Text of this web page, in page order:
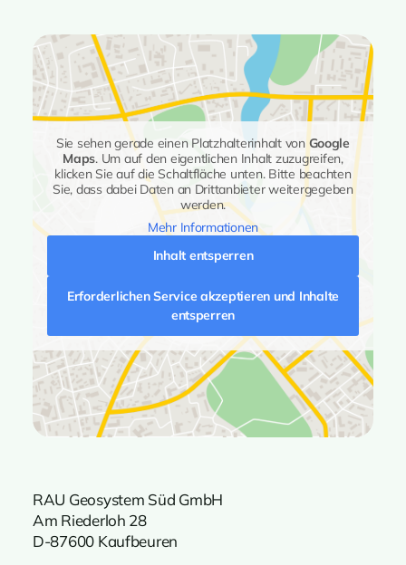
Sie sehen gerade einen Platzhalterinhalt von Google
Maps. Um auf den eigentlichen Inhalt zuzugreifen,
klicken Sie auf die Schaltfläche unten. Bitte beachten
Sie, dass dabei Daten an Drittanbieter weitergegeben
werden.
Mehr Informationen
Inhalt entsperren
Erforderlichen Service akzeptieren und Inhalte
entsperren
RAU Geosystem Süd GmbH
Am Riederloh 28
D-87600 Kaufbeuren